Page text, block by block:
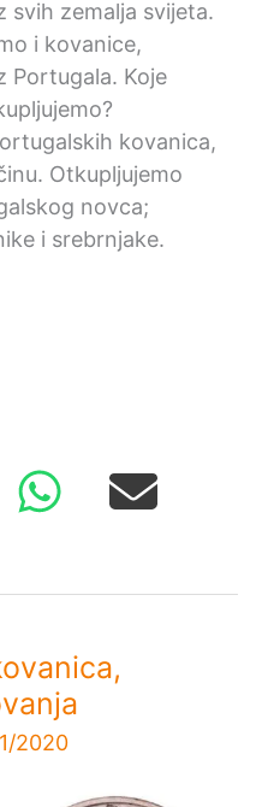
svih zemalja svijeta.
i kovanice,
Portugala. Koje
kovanica,
Otkupljujemo
novca;
i srebrnjake.
2020